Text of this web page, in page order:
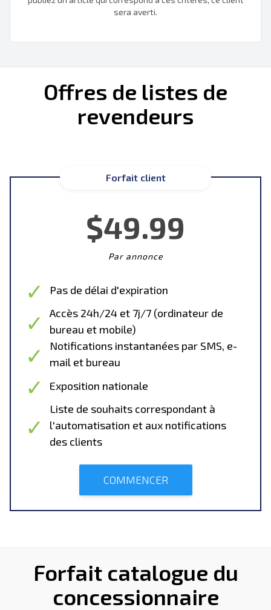
sera averti.
Offres de listes de
revendeurs
Forfait client
$49.99
Par annonce
Pas de délai d'expiration
Accès 24h/24 et 7j/7 (ordinateur de
bureau et mobile)
Notifications instantanées par SMS, e-
mail et bureau
Exposition nationale
Liste de souhaits correspondant à
l'automatisation et aux notifications
des clients
COMMENCER
Forfait catalogue du
concessionnaire